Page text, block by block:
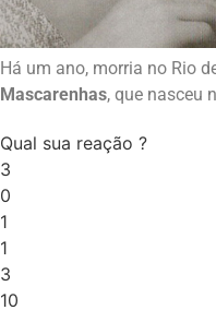
Há um ano, morria no Rio
Mascarenhas, que nasceu
Qual sua reação ?
3
0
1
1
3
10